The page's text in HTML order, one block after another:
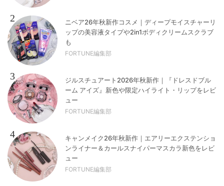
2
ニベア26年秋新作コスメ｜ディープモイスチャーリ
ップの美容液タイプや2in1ボディクリームスクラブ
も
FORTUNE編集部
3
ジルスチュアート2026年秋新作｜『ドレスドブル
ーム アイズ』新色や限定ハイライト・リップをレビ
ュー
FORTUNE編集部
4
キャンメイク26年秋新作｜エアリーエクステンショ
ンライナー＆カールスナイパーマスカラ新色をレビ
ュー
FORTUNE編集部